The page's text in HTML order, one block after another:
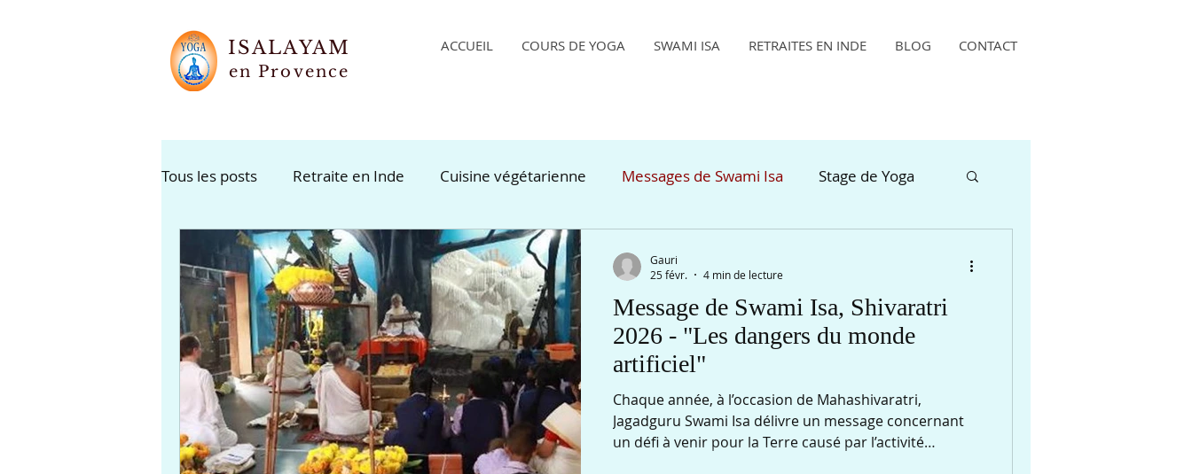
ISALAYAM
en Provence
ACCUEIL COURS DE YOGA SWAMI ISA RETRAITES EN INDE BLOG CONTACT
Tous les posts Retraite en Inde Cuisine végétarienne Messages de Swami Isa Stage de Yoga
Karma Yoga
Message de Swami Isa, Shivaratri
2026 - "Les dangers du monde
artificiel"
Chaque année, à l’occasion de Mahashivaratri,
Jagadguru Swami Isa délivre un message concernant
un défi à venir pour la Terre causé par l’activité
Gauri
25 févr.
4 min de lecture